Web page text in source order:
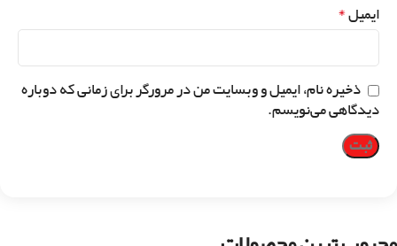
ایمیل*
ذخیره نام، ایمیل و وبسایت من در مرورگر برای زمانی که دوباره
دیدگاهی می‌نویسم.